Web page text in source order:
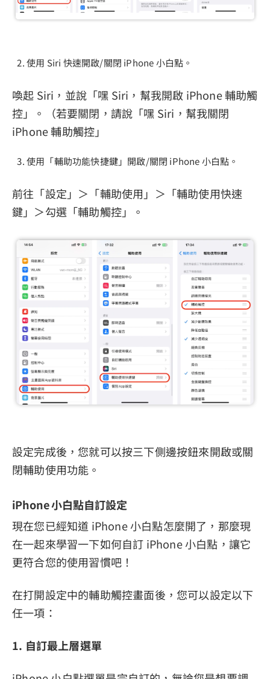
使用 Siri 快速開啟/關閉 iPhone 小白點。
喚起 Siri，並說「嘿 Siri，幫我開啟 iPhone 輔助觸
控」。（若要關閉，請說「嘿 Siri，幫我關閉
iPhone 輔助觸控」
使用「輔助功能快捷鍵」開啟/關閉 iPhone 小白點。
前往「設定」＞「輔助使用」＞「輔助使用快速
鍵」＞勾選「輔助觸控」。
設定完成後，您就可以按三下側邊按鈕來開啟或關
閉輔助使用功能。
iPhone 小白點自訂設定
現在您已經知道 iPhone 小白點怎麼開了，那麼現
在一起來學習一下如何自訂 iPhone 小白點，讓它
更符合您的使用習慣吧！
在打開設定中的輔助觸控畫面後，您可以設定以下
任一項：
1. 自訂最上層選單